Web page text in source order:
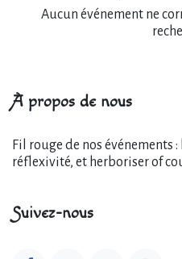
Aucun événement ne
À propos de nous
Fil rouge de nos événements
réflexivité, et herboriser of
Suivez-nous